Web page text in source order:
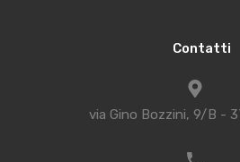
Contatti
via Gino Bozzini, 9/B -